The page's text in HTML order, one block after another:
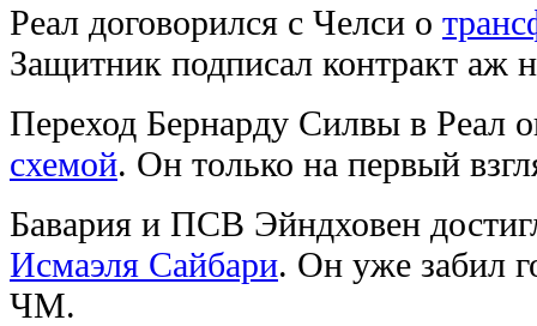
Реал договорился с Челси о
Защитник подписал контракт аж
Переход Бернарду Силвы в Реал
схемой. Он только на первый
Бавария и ПСВ Эйндховен
Исмаэля Сайбари. Он уже забил
ЧМ.